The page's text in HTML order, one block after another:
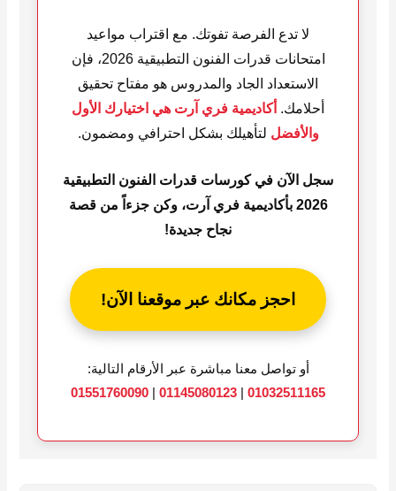
لا تدع الفرصة تفوتك. مع اقتراب مواعيد
امتحانات قدرات الفنون التطبيقية 2026، فإن
الاستعداد الجاد والمدروس هو مفتاح تحقيق
أحلامك. أكاديمية فري آرت هي اختيارك الأول
والأفضل لتأهيلك بشكل احترافي ومضمون.
سجل الآن في كورسات قدرات الفنون التطبيقية
2026 بأكاديمية فري آرت، وكن جزءاً من قصة
نجاح جديدة!
احجز مكانك عبر موقعنا الآن!
أو تواصل معنا مباشرة عبر الأرقام التالية:
01032511165
01145080123
01551760090